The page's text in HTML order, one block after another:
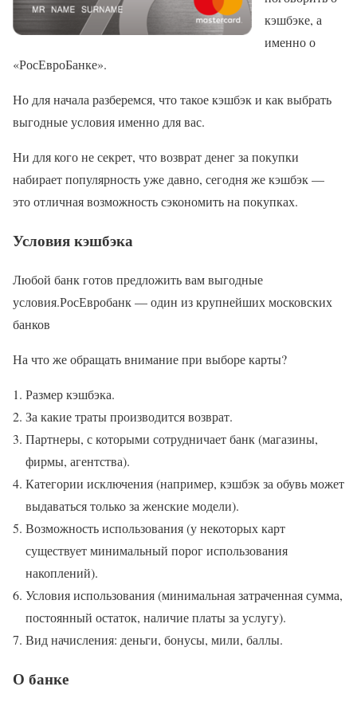
кэшбэке, а
именно о
«РосЕвроБанке».
Но для начала разберемся, что такое кэшбэк и как выбрать
выгодные условия именно для вас.
Ни для кого не секрет, что возврат денег за покупки
набирает популярность уже давно, сегодня же кэшбэк —
это отличная возможность сэкономить на покупках.
Условия кэшбэка
Любой банк готов предложить вам выгодные
условия.РосЕвробанк — один из крупнейших московских
банков
На что же обращать внимание при выборе карты?
Размер кэшбэка.
За какие траты производится возврат.
Партнеры, с которыми сотрудничает банк (магазины,
фирмы, агентства).
Категории исключения (например, кэшбэк за обувь может
выдаваться только за женские модели).
Возможность использования (у некоторых карт
существует минимальный порог использования
накоплений).
Условия использования (минимальная затраченная сумма,
постоянный остаток, наличие платы за услугу).
Вид начисления: деньги, бонусы, мили, баллы.
О банке